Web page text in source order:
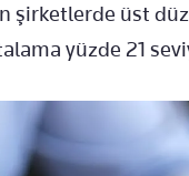
şirketlerde üst
yüzde 21